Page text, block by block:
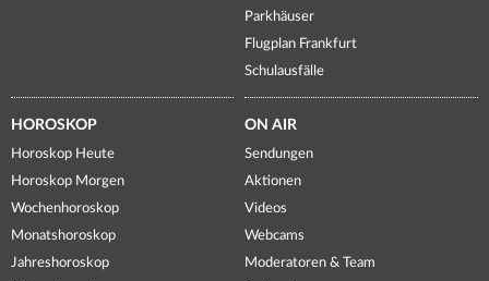
Parkhäuser
Flugplan Frankfurt
Schulausfälle
HOROSKOP
Horoskop Heute
Horoskop Morgen
Wochenhoroskop
Monatshoroskop
Jahreshoroskop
ON AIR
Sendungen
Aktionen
Videos
Webcams
Moderatoren & Team